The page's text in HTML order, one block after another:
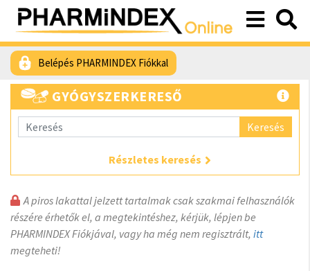
Belépés PHARMINDEX Fiókkal
GYÓGYSZERKERESŐ
Keresés
Részletes keresés
A piros lakattal jelzett tartalmak csak szakmai felhasználók
részére érhetők el, a megtekintéshez, kérjük, lépjen be
PHARMINDEX Fiókjával, vagy ha még nem regisztrált, itt
megteheti!